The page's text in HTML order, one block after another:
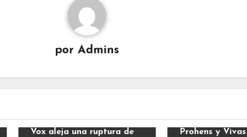
porAdmins
Vox aleja una ruptura de
Prohens y